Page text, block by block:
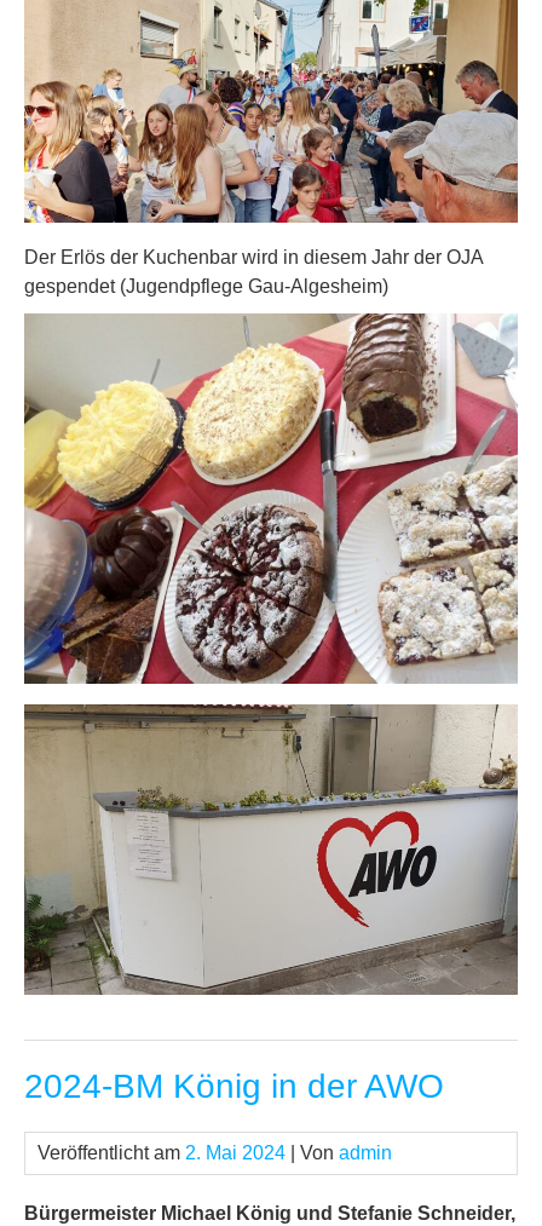
Der Erlös der Kuchenbar wird in diesem Jahr der OJA
gespendet (Jugendpflege Gau-Algesheim)
2024-BM König in der AWO
Veröffentlicht am 2. Mai 2024 | Von admin
Bürgermeister Michael König und Stefanie Schneider,